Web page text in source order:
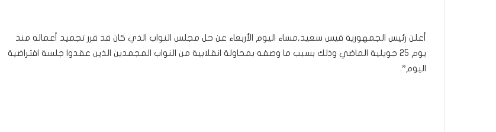
أعلن رئيس الجمهورية قيس سعيد,مساء اليوم الأربعاء عن حل مجلس النواب الذي كان قد قرر تجميد أعماله منذ
يوم 25 جويلية الماضي وذلك بسبب ما وصفه بمحاولة انقلابية من النواب المجمدين الذين عقدوا جلسة افتراضية
اليوم”.